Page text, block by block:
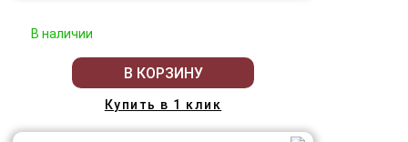
В наличии
В КОРЗИНУ
Купить в 1 клик